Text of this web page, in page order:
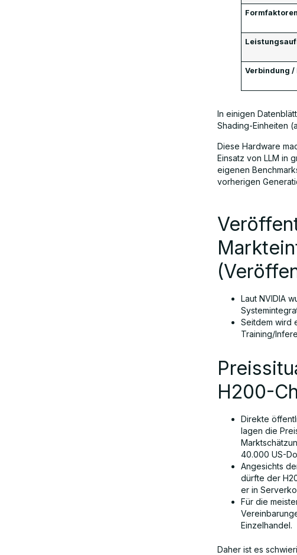
Formfaktoren
Verbindung /
In einigen
Shading-Einheiten
Diese Hardware
Einsatz von LLM in
eigenen
vorherigen
Laut NVIDIA
Seitdem wird
Training/
H200-
Direkte
lagen die
40.000 US-
Angesichts
dürfte der
er in
Für die
Einzelhandel.
Daher ist es